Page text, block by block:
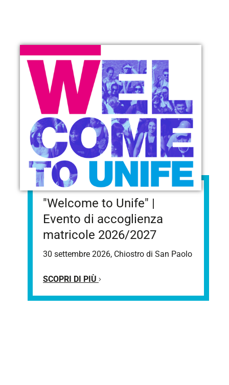
"Welcome to Unife" |
Evento di accoglienza
matricole 2026/2027
30 settembre 2026, Chiostro di San Paolo
SCOPRI DI PIÙ